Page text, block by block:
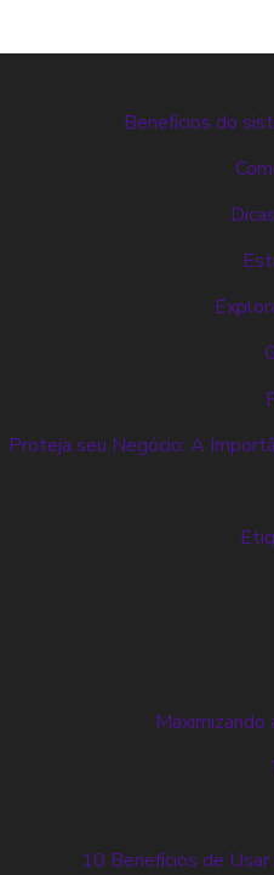
Benefícios do
Proteja seu Negócio: A
10 Benefícios de